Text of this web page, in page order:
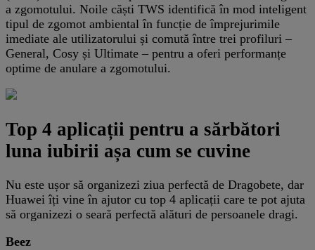
a zgomotului. Noile căști TWS identifică în mod inteligent
tipul de zgomot ambiental în funcție de împrejurimile
imediate ale utilizatorului și comută între trei profiluri –
General, Cosy și Ultimate – pentru a oferi performanțe
optime de anulare a zgomotului.
Top 4 aplicații pentru a sărbători
luna iubirii așa cum se cuvine
Nu este ușor să organizezi ziua perfectă de Dragobete, dar
Huawei îți vine în ajutor cu top 4 aplicații care te pot ajuta
să organizezi o seară perfectă alături de persoanele dragi.
Beez